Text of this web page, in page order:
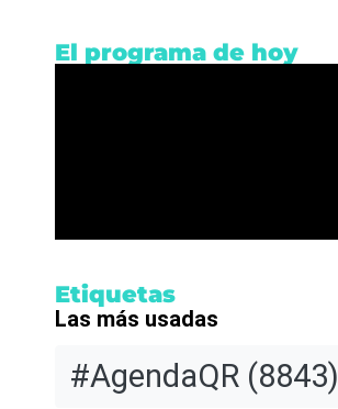
El programa de hoy
Etiquetas
Las más usadas
#AgendaQR (8843)